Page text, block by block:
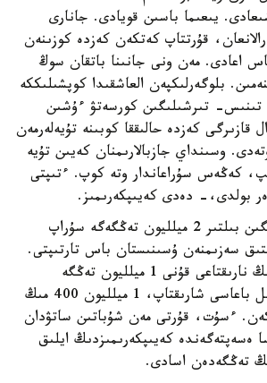
يىعىما باسىن قويادى. جانارى
قۇرتتاپ كەتكەن كەزدە كوزىنەن
اعادى. مەن ونى جانىنا باتقان سوڭ
بلوگەرلىكپەن العاشقىدا كوپشىلىككە
تىنىس- تىرشىلىگىن كورسەتۋ ءۇشىن
قازىرگى كەزدە حالىققا كوبىنە تۇيەلەرمەن
وسىنداي جازبالارىمنان كەيىن تۇيە
كەڭەس سۇراعاندار وتە كوپ. ءتىپتى
بولدى،- دەدى كەيىپكەرىمىز.
ەركوشا ەسىمدى تۇلىگىن بىلتىر 2 ميلليون تەڭگەگە سۇراپ
سەزىمنەن ۇسىنىستان باس تارتىپتى.
ول كەزدە ءبىر تۇيەنىڭ نارىقتاعى قۇنى 1 ميلليون تەڭگە
شاماسىندا ەكەن. بيىل باعاسى شارىقتاپ، 1 ميلليون 400 مىڭ
ءسۇت، قۇرتى مەن شۇباتىن ساتۋدان
ەسەپتەگەندە كەيىپكەرىمىزدىڭ ايلىق